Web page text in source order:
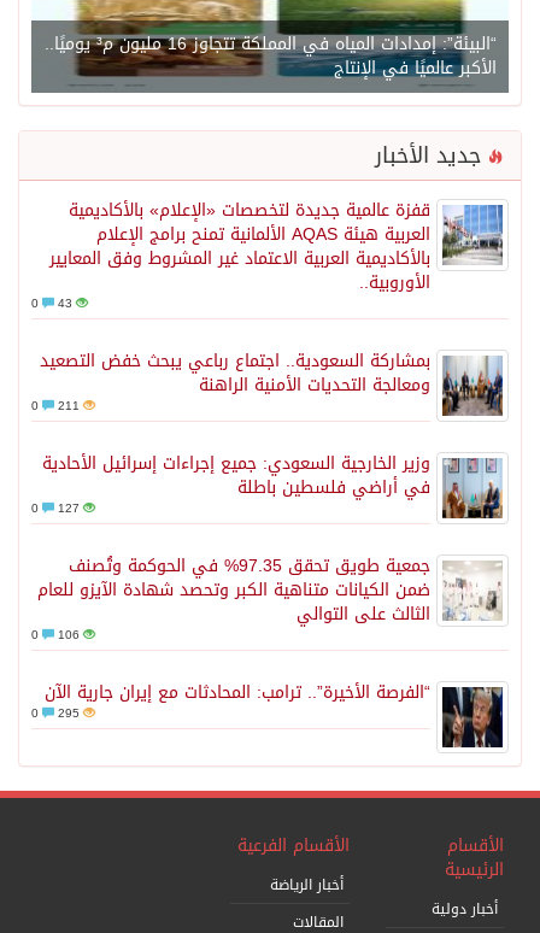
“البيئة”: إمدادات المياه في المملكة تتجاوز 16 مليون م³ يوميًا..
الأكبر عالميًا في الإنتاج
جديد الأخبار
قفزة عالمية جديدة لتخصصات «الإعلام» بالأكاديمية
العربية هيئة AQAS الألمانية تمنح برامج الإعلام
بالأكاديمية العربية الاعتماد غير المشروط وفق المعايير
الأوروبية..
43
بمشاركة السعودية.. اجتماع رباعي يبحث خفض التصعيد
ومعالجة التحديات الأمنية الراهنة
211
وزير الخارجية السعودي: جميع إجراءات إسرائيل الأحادية
في أراضي فلسطين باطلة
127
جمعية طويق تحقق 97.35% في الحوكمة وتُصنف
ضمن الكيانات متناهية الكبر وتحصد شهادة الآيزو للعام
الثالث على التوالي
106
“الفرصة الأخيرة”.. ترامب: المحادثات مع إيران جارية الآن
295
الأقسام
الرئيسية
أخبار دولية
الأقسام الفرعية
أخبار الرياضة
المقالات